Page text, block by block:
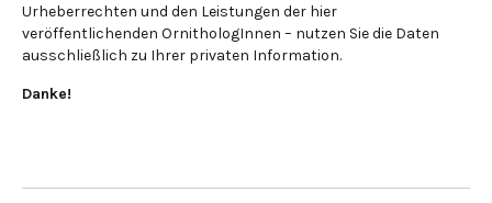
Urheberrechten und den Leistungen der hier
veröffentlichenden OrnithologInnen – nutzen Sie die Daten
ausschließlich zu Ihrer privaten Information.
Danke!